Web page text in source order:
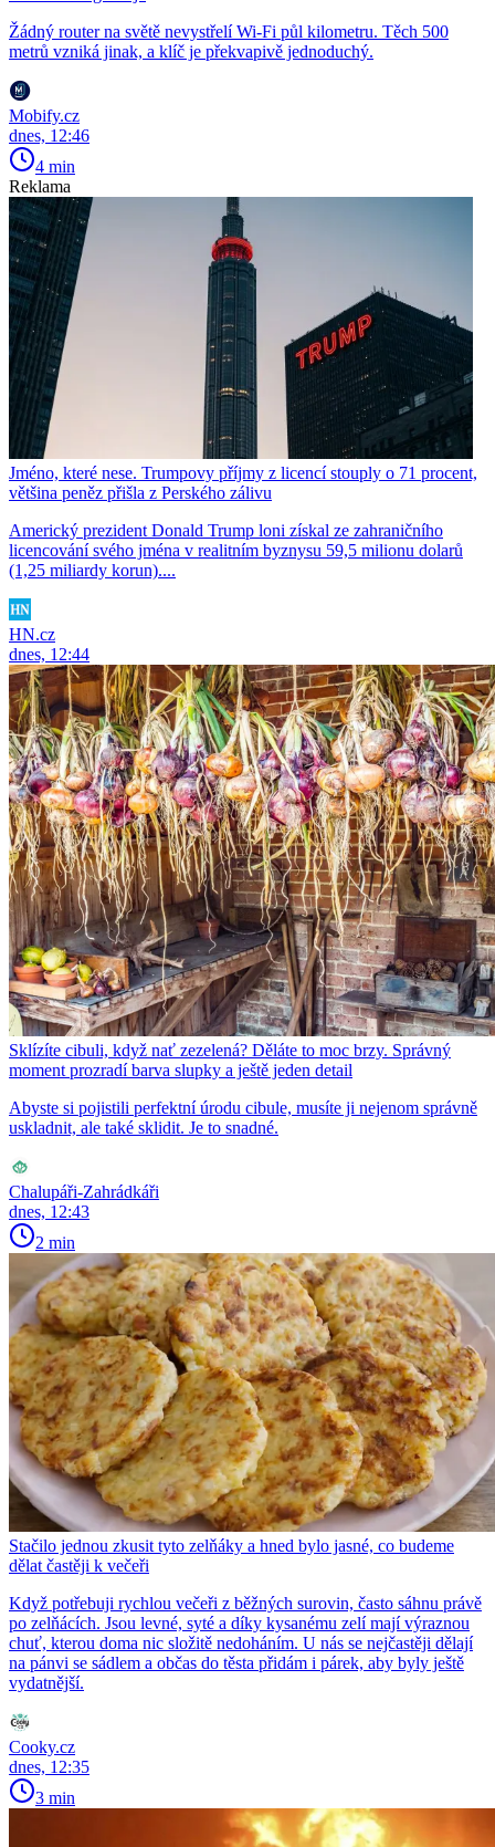
Žádný router na světě nevystřelí Wi-Fi půl kilometru. Těch 500
metrů vzniká jinak, a klíč je překvapivě jednoduchý.
Mobify.cz
dnes, 12:46
4 min
Reklama
Jméno, které nese. Trumpovy příjmy z licencí stouply o 71 procent,
většina peněz přišla z Perského zálivu
Americký prezident Donald Trump loni získal ze zahraničního
licencování svého jména v realitním byznysu 59,5 milionu dolarů
(1,25 miliardy korun)....
HN.cz
dnes, 12:44
Sklízíte cibuli, když nať zezelená? Děláte to moc brzy. Správný
moment prozradí barva slupky a ještě jeden detail
Abyste si pojistili perfektní úrodu cibule, musíte ji nejenom správně
uskladnit, ale také sklidit. Je to snadné.
Chalupáři-Zahrádkáři
dnes, 12:43
2 min
Stačilo jednou zkusit tyto zelňáky a hned bylo jasné, co budeme
dělat častěji k večeři
Když potřebuji rychlou večeři z běžných surovin, často sáhnu právě
po zelňácích. Jsou levné, syté a díky kysanému zelí mají výraznou
chuť, kterou doma nic složitě nedoháním. U nás se nejčastěji dělají
na pánvi se sádlem a občas do těsta přidám i párek, aby byly ještě
vydatnější.
Cooky.cz
dnes, 12:35
3 min